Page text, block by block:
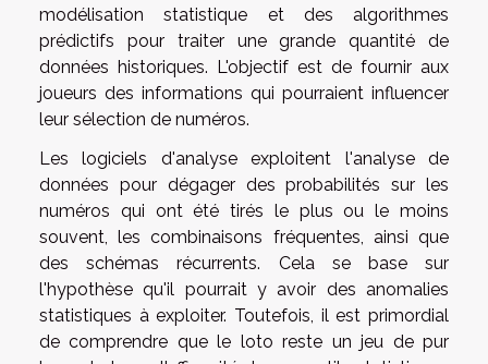
modélisation statistique et des algorithmes
prédictifs pour traiter une grande quantité de
données historiques. L'objectif est de fournir aux
joueurs des informations qui pourraient influencer
leur sélection de numéros.
Les logiciels d'analyse exploitent l'analyse de
données pour dégager des probabilités sur les
numéros qui ont été tirés le plus ou le moins
souvent, les combinaisons fréquentes, ainsi que
des schémas récurrents. Cela se base sur
l'hypothèse qu'il pourrait y avoir des anomalies
statistiques à exploiter. Toutefois, il est primordial
de comprendre que le loto reste un jeu de pur